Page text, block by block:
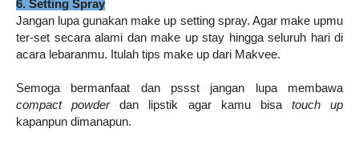
6. Setting Spray
Jangan lupa gunakan make up setting spray. Agar make upmu
ter-set secara alami dan make up stay hingga seluruh hari di
acara lebaranmu. Itulah tips make up dari Makvee.
Semoga bermanfaat dan pssst jangan lupa membawa
compact powderdan lipstik agar kamu bisa touch up
kapanpun dimanapun.